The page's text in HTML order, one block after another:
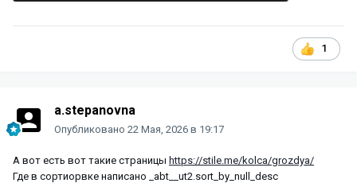
1
a.stepanovna
Опубликовано 22 Мая, 2026 в 19:17
А вот есть вот такие страницы https://stile.me/kolca/grozdya/
Где в сортиорвке написано _abt__ut2.sort_by_null_desc